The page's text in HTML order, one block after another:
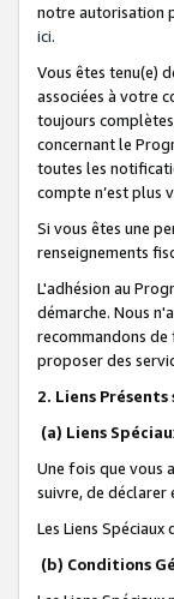
notre autorisation
ici.
Vous êtes tenu(e)
associées à votre
toujours
concernant le
toutes les
compte n’est plus
Si vous êtes une
renseignements
L'adhésion au
démarche. Nous
recommandons de
proposer des
2. Liens
(a) Liens
Une fois que vous
suivre, de déclarer
Les Liens
(b) Conditions